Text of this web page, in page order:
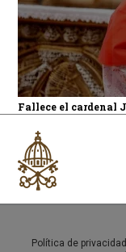
Fallece el cardenal
Política de privacidad